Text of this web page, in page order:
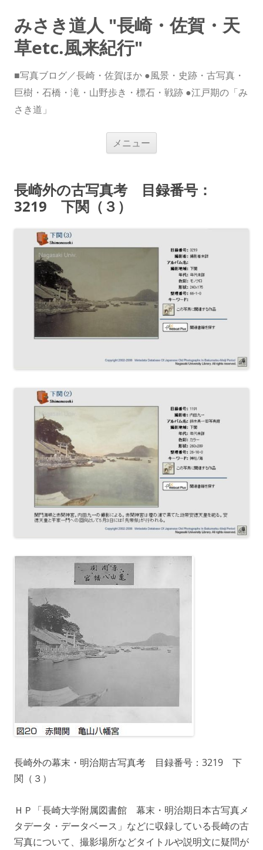
みさき道人 "長崎・佐賀・天
草etc.風来紀行"
■写真ブログ／長崎・佐賀ほか ●風景・史跡・古写真・
巨樹・石橋・滝・山野歩き・標石・戦跡 ●江戸期の「み
さき道」
メニュー
ス
キ
長崎外の古写真考 目録番号：
3219 下関（３）
長崎外の幕末・明治期古写真考 目録番号：3219 下
関（３）
ＨＰ「長崎大学附属図書館 幕末・明治期日本古写真メ
タデータ・データベース」などに収録している長崎の古
写真について、撮影場所などタイトルや説明文に疑問が